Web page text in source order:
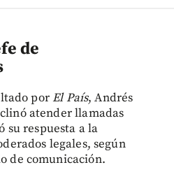
de
porEl País, Andrés
atender llamadas
su respuesta a la
legales, según
de comunicación.